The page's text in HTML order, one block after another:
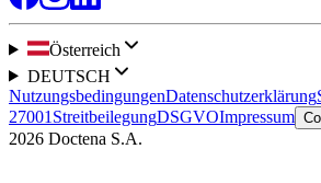
Österreich
DEUTSCH
NutzungsbedingungenDatenschutzerklärung
27001 StreitbeilegungDSGVOImpressum
2026 Doctena S.A.